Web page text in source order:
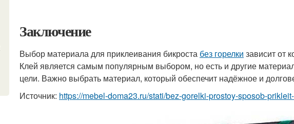
Заключение
Выбор материала для приклеивания бикроста без горелки зависит от
Клей является самым популярным выбором, но есть и другие
цели. Важно выбрать материал, который обеспечит надёжное и
Источник: https://mebel-doma23.ru/stati/bez-gorelki-prostoy-sposob-